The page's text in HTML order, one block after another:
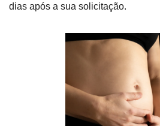
dias após a sua solicitação.